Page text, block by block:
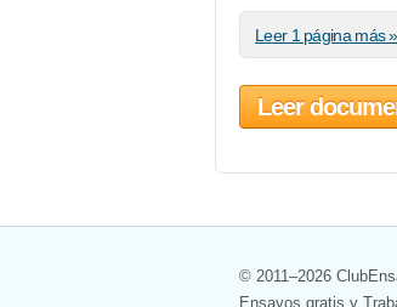
Leer 1 página más »
Leer
© 2011–2026
Ensayos gratis y